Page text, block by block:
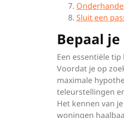
Sluit een
Bepaal
Een essentiële
Voordat je op
maximale
teleurstellingen
Het kennen van
woningen